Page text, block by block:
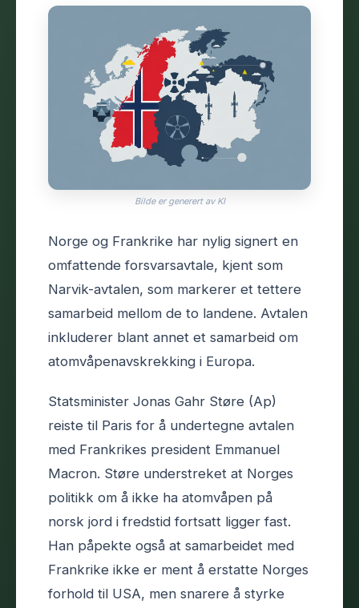
Bilde er generert av KI
Norge og Frankrike har nylig signert en
omfattende forsvarsavtale, kjent som
Narvik-avtalen, som markerer et tettere
samarbeid mellom de to landene. Avtalen
inkluderer blant annet et samarbeid om
atomvåpenavskrekking i Europa.
Statsminister Jonas Gahr Støre (Ap)
reiste til Paris for å undertegne avtalen
med Frankrikes president Emmanuel
Macron. Støre understreket at Norges
politikk om å ikke ha atomvåpen på
norsk jord i fredstid fortsatt ligger fast.
Han påpekte også at samarbeidet med
Frankrike ikke er ment å erstatte Norges
forhold til USA, men snarere å styrke